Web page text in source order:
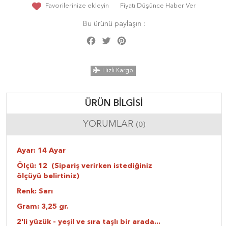
Favorilerinize ekleyin Fiyatı Düşünce Haber Ver
Bu ürünü paylaşın :
Facebook
Twitter
Hızlı Kargo
ÜRÜN BILGISI
YORUMLAR (0)
Ayar: 14 Ayar
Ölçü: 12 (Sipariş verirken istediğiniz
ölçüyü belirtiniz)
Renk: Sarı
Gram: 3,25 gr.
2'li yüzük - yeşil ve sıra taşlı bir arada...